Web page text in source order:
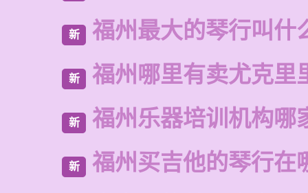
新 福州最大的琴行叫什
新 福州哪里有卖尤克里
新 福州乐器培训机构哪
新 福州买吉他的琴行在